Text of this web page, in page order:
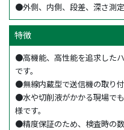
●外側、内側、段差、深さ測
特徴
●高機能、高性能を追求した
です。
●無線内蔵型で送信機の取り付
●水や切削液がかかる現場で
様です。
●精度保証のため、検査時の